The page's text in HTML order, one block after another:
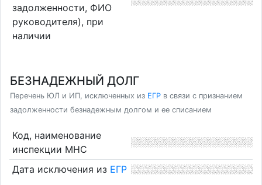
задолженности, ФИО
руководителя), при
наличии
БЕЗНАДЕЖНЫЙ ДОЛГ
Перечень ЮЛ и ИП, исключенных из ЕГР в связи с признанием
задолженности безнадежным долгом и ее списанием
Код, наименование
инспекции МНС
Дата исключения из ЕГР